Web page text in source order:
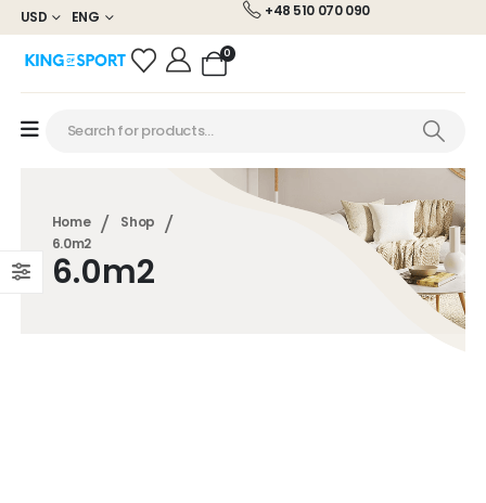
USD ENG +48 510 070 090
0
Home
Shop
6.0m2
6.0m2